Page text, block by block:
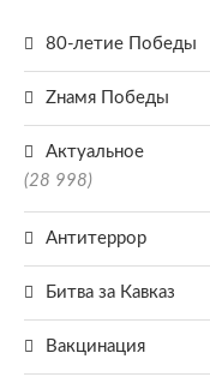
80-летие Победы
Zнамя Победы
Актуальное
(28 998)
Антитеррор
Битва за Кавказ
Вакцинация